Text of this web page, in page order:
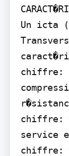
Un icta
chiffre:
chiffre:
service
chiffre: